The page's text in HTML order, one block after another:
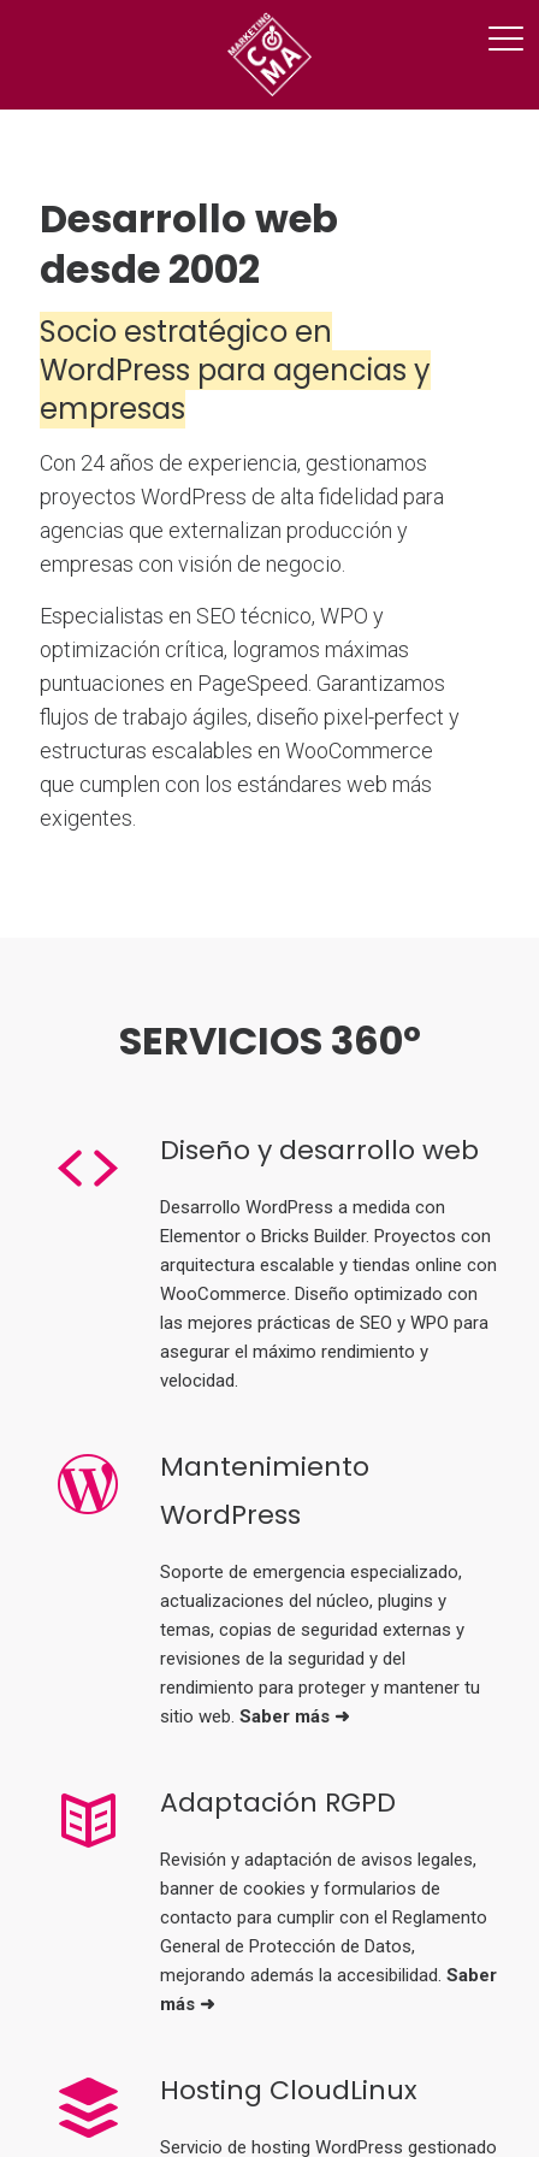
Desarrollo web
desde 2002
Socio estratégico en
WordPress para agencias y
empresas
Con 24 años de experiencia, gestionamos
proyectos WordPress de alta fidelidad para
agencias que externalizan producción y
empresas con visión de negocio.
Especialistas en SEO técnico, WPO y
optimización crítica, logramos máximas
puntuaciones en PageSpeed. Garantizamos
flujos de trabajo ágiles, diseño pixel-perfect y
estructuras escalables en WooCommerce
que cumplen con los estándares web más
exigentes.
SERVICIOS 360º
Diseño y desarrollo web
Desarrollo WordPress a medida con
Elementor o Bricks Builder. Proyectos con
arquitectura escalable y tiendas online con
WooCommerce. Diseño optimizado con
las mejores prácticas de SEO y WPO para
asegurar el máximo rendimiento y
velocidad.
Mantenimiento
WordPress
Soporte de emergencia especializado,
actualizaciones del núcleo, plugins y
temas, copias de seguridad externas y
revisiones de la seguridad y del
rendimiento para proteger y mantener tu
sitio web. Saber más ➜
Adaptación RGPD
Revisión y adaptación de avisos legales,
banner de cookies y formularios de
contacto para cumplir con el Reglamento
General de Protección de Datos,
mejorando además la accesibilidad. Saber
más ➜
Hosting CloudLinux
Servicio de hosting WordPress gestionado